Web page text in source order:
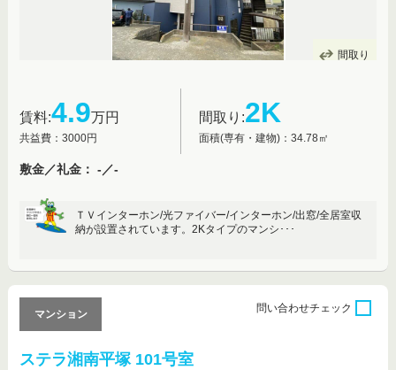
間取り
賃料:4.9万円
共益費：3000円
間取り:2K
面積(専有・建物)：34.78㎡
敷金／礼金： -／-
ＴＶインターホン/光ファイバー/インターホン/出窓/全居室収
納が設置されています。2Kタイプのマンシ･･･
ステラ湘南平塚 101号室
マンション
問い合わせチェック